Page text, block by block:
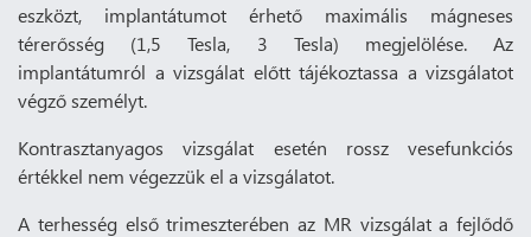
eszközt, implantátumot érhető maximális mágneses
térerősség (1,5 Tesla, 3 Tesla) megjelölése. Az
implantátumról a vizsgálat előtt tájékoztassa a vizsgálatot
végző személyt.
Kontrasztanyagos vizsgálat esetén rossz vesefunkciós
értékkel nem végezzük el a vizsgálatot.
A terhesség első trimeszterében az MR vizsgálat a fejlődő